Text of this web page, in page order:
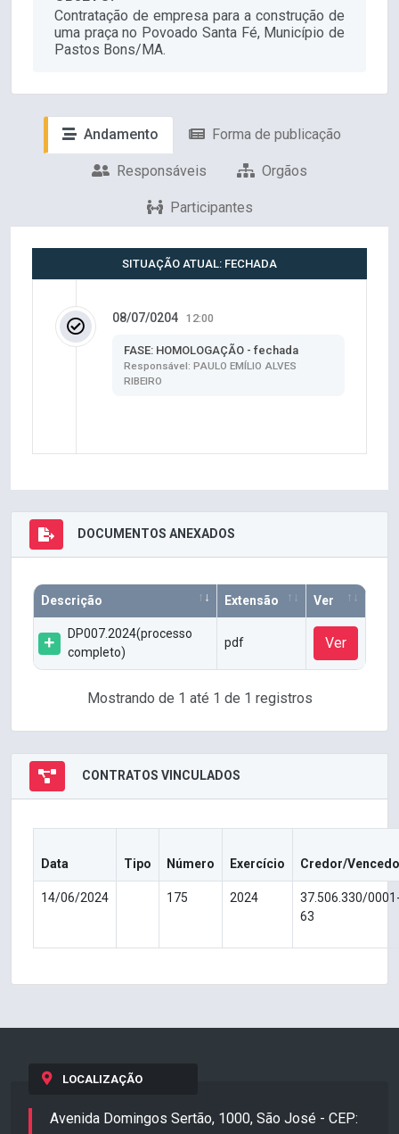
Contratação de empresa para a construção de
uma praça no Povoado Santa Fé, Município de
Pastos Bons/MA.
Andamento Forma de publicação
Responsáveis Orgãos
Participantes
SITUAÇÃO ATUAL: FECHADA
08/07/0204 12:00
FASE: HOMOLOGAÇÃO - fechada
Responsável: PAULO EMÍLIO ALVES
RIBEIRO
DOCUMENTOS ANEXADOS
Descrição Extensão Ver
DP007.2024(processo
completo)
pdf Ver
Mostrando de 1 até 1 de 1 registros
CONTRATOS VINCULADOS
Data Tipo Número Exercício Credor/
14/06/2024 175 2024
37.506.330/
63
LOCALIZAÇÃO
Avenida Domingos Sertão, 1000, São José - CEP: